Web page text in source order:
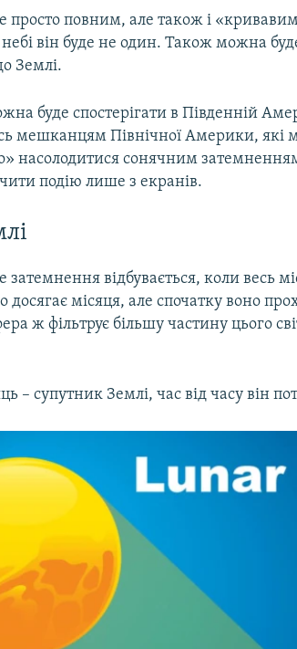
просто повним, але також і
небі він буде не один. Також можна
Землі.
буде спостерігати в Південній
мешканцям Північної Америки, які
насолодитися сонячним
подію лише з екранів.
затемнення відбувається, коли весь
досягає місяця, але спочатку воно
ж фільтрує більшу частину цього
– супутник Землі, час від часу він